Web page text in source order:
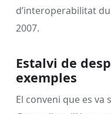
d’interoperabilitat
2007.
Estalvi de
exemples
El conveni que es va